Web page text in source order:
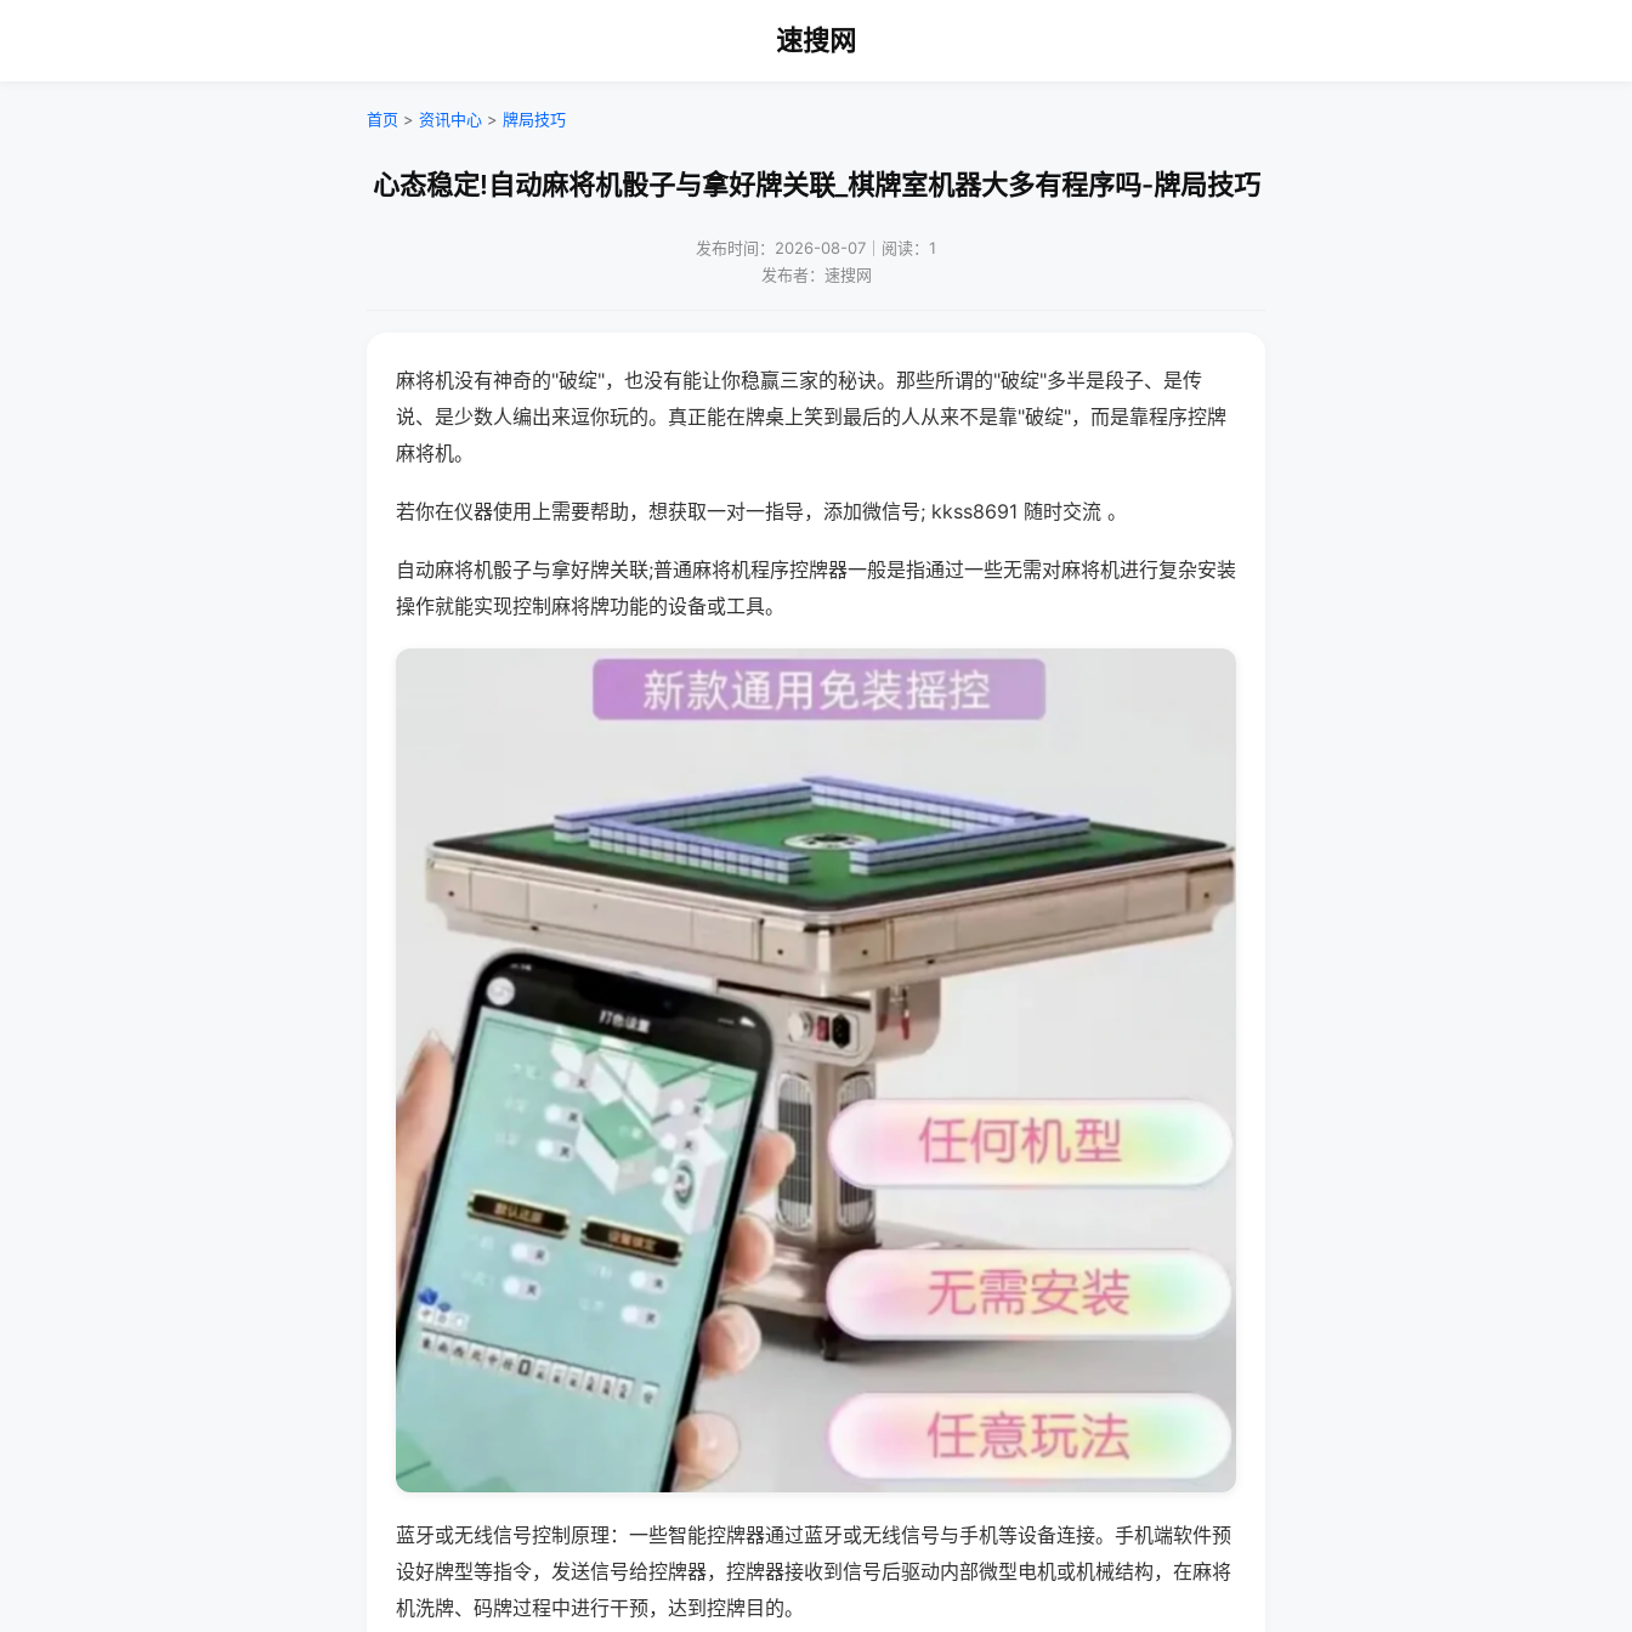
速搜网
首页 > 资讯中心 > 牌局技巧
心态稳定!自动麻将机骰子与拿好牌关联_棋牌室机器大多有程序吗-牌局技巧
发布时间：2026-08-07｜阅读：1
发布者：速搜网
麻将机没有神奇的"破绽"，也没有能让你稳赢三家的秘诀。那些所谓的"破绽"多半是段子、是传
说、是少数人编出来逗你玩的。真正能在牌桌上笑到最后的人从来不是靠"破绽"，而是靠程序控牌
麻将机。
若你在仪器使用上需要帮助，想获取一对一指导，添加微信号; kkss8691 随时交流 。
自动麻将机骰子与拿好牌关联;普通麻将机程序控牌器一般是指通过一些无需对麻将机进行复杂安装
操作就能实现控制麻将牌功能的设备或工具。
蓝牙或无线信号控制原理：一些智能控牌器通过蓝牙或无线信号与手机等设备连接。手机端软件预
设好牌型等指令，发送信号给控牌器，控牌器接收到信号后驱动内部微型电机或机械结构，在麻将
机洗牌、码牌过程中进行干预，达到控牌目的。